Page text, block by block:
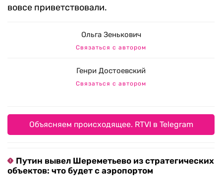
вовсе приветствовали.
Ольга Зенькович
Связаться с автором
Генри Достоевский
Связаться с автором
Объясняем происходящее. RTVI в Telegram
Путин вывел Шереметьево из стратегических
объектов: что будет с аэропортом